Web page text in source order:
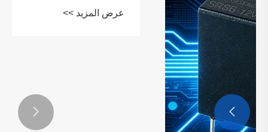

